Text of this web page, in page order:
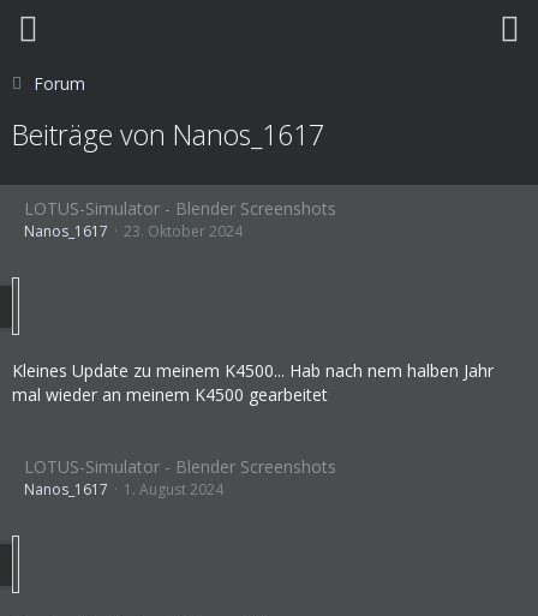
Forum
Beiträge von Nanos_1617
LOTUS-Simulator - Blender Screenshots
Nanos_1617 23. Oktober 2024
Kleines Update zu meinem K4500... Hab nach nem halben Jahr
mal wieder an meinem K4500 gearbeitet
LOTUS-Simulator - Blender Screenshots
Nanos_1617 1. August 2024